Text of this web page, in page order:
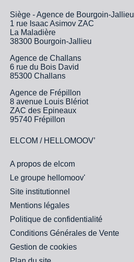
Siège - Agence de Bourgoin-Jallieu
1 rue Isaac Asimov ZAC
La Maladière
38300 Bourgoin-Jallieu
Agence de Challans
6 rue du Bois David
85300 Challans
Agence de Frépillon
8 avenue Louis Blériot
ZAC des Epineaux
95740 Frépillon
ELCOM / HELLOMOOV’
A propos de elcom
Le groupe hellomoov'
Site institutionnel
Mentions légales
Politique de confidentialité
Conditions Générales de Vente
Gestion de cookies